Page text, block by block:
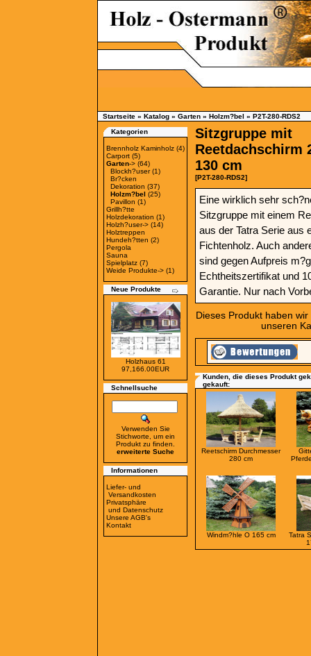
Startseite » Katalog » Garten » Holzm?bel » P2T-280-RDS2
Kategorien
Brennholz Kaminholz (4)
Carport (5)
Garten-> (64)
Blockh?user(1)
Br?cken
Dekoration (37)
Holzm?bel (25)
Pavillon (1)
Grillh?tte
Holzdekoration (1)
Holzh?user-> (14)
Holztreppen
Hundeh?tten (2)
Pergola
Sauna
Spielplatz (7)
Weide Produkte-> (1)
Neue Produkte
Holzhaus 61
97,166.00EUR
Schnellsuche
Verwenden Sie
Stichworte, um ein
Produkt zu finden.
erweiterte Suche
Informationen
Liefer- und
Versandkosten
Privatsphäre
und Datenschutz
Unsere AGB's
Kontakt
Sitzgruppe mit
Reetdachschirm
130 cm
[P2T-280-RDS2]
Eine wirklich sehr
Sitzgruppe mit einem
aus der Tatra Serie aus
Fichtenholz. Auch
sind gegen Aufpreis
Echtheitszertifikat und
Garantie. Nur nach
Dieses Produkt haben
unseren
Kunden, die dieses Produkt
gekauft:
Reetschirm Durchmesser
280 cm
Windm?hle O 165 cm
Tatra